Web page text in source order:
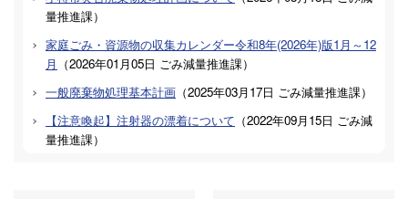
量推進課）
家庭ごみ・資源物の収集カレンダー令和8年(2026年)版1月～12
月 （2026年01月05日 ごみ減量推進課）
一般廃棄物処理基本計画 （2025年03月17日 ごみ減量推進課）
【注意喚起】注射器の漂着について （2022年09月15日 ごみ減
量推進課）